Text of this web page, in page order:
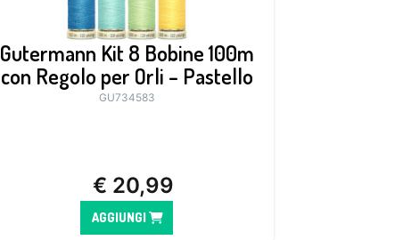
Gutermann Kit 8 Bobine 100m
con Regolo per Orli – Pastello
GU734583
€ 20,99
AGGIUNGI